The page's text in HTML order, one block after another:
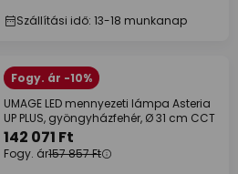
Szállítási idő: 13-18 munkanap
Fogy. ár -10%
UMAGE LED mennyezeti lámpa Asteria
UP PLUS, gyöngyházfehér, Ø 31 cm CCT
142 071 Ft
Fogy. ár157 857 Ft